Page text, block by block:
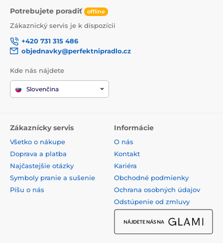
Potrebujete poradiť offline
Zákaznický servis je k dispozícii
+420 731 315 486
objednavky@perfektnipradlo.cz
Kde nás nájdete
Slovenčina
Zákaznícky servis
Všetko o nákupe
Doprava a platba
Najčastejšie otázky
Symboly pranie a sušenie
Píšu o nás
Informácie
O nás
Kontakt
Kariéra
Obchodné podmienky
Ochrana osobných údajov
Odstúpenie od zmluvy